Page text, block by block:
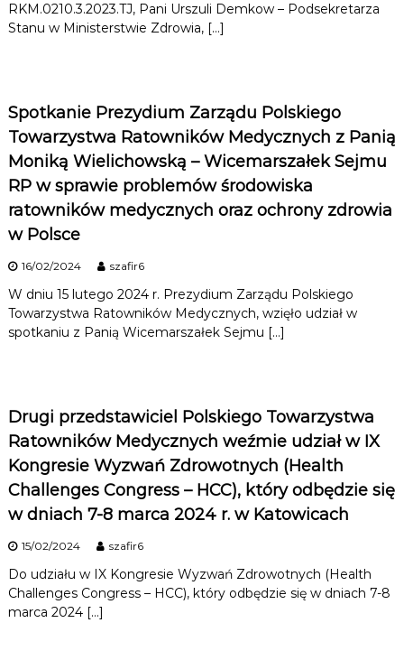
RKM.0210.3.2023.TJ, Pani Urszuli Demkow – Podsekretarza
Stanu w Ministerstwie Zdrowia, […]
Spotkanie Prezydium Zarządu Polskiego
Towarzystwa Ratowników Medycznych z Panią
Moniką Wielichowską – Wicemarszałek Sejmu
RP w sprawie problemów środowiska
ratowników medycznych oraz ochrony zdrowia
w Polsce
16/02/2024 szafir6
W dniu 15 lutego 2024 r. Prezydium Zarządu Polskiego
Towarzystwa Ratowników Medycznych, wzięło udział w
spotkaniu z Panią Wicemarszałek Sejmu […]
Drugi przedstawiciel Polskiego Towarzystwa
Ratowników Medycznych weźmie udział w IX
Kongresie Wyzwań Zdrowotnych (Health
Challenges Congress – HCC), który odbędzie się
w dniach 7-8 marca 2024 r. w Katowicach
15/02/2024 szafir6
Do udziału w IX Kongresie Wyzwań Zdrowotnych (Health
Challenges Congress – HCC), który odbędzie się w dniach 7-8
marca 2024 […]